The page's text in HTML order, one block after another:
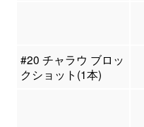
#20 チャラウ ブロッ
クショット(1本)